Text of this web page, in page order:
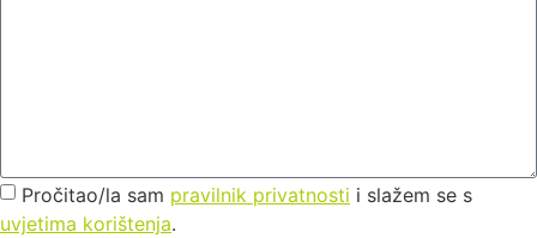
Pročitao/la sam pravilnik privatnosti i slažem se s
uvjetima korištenja.